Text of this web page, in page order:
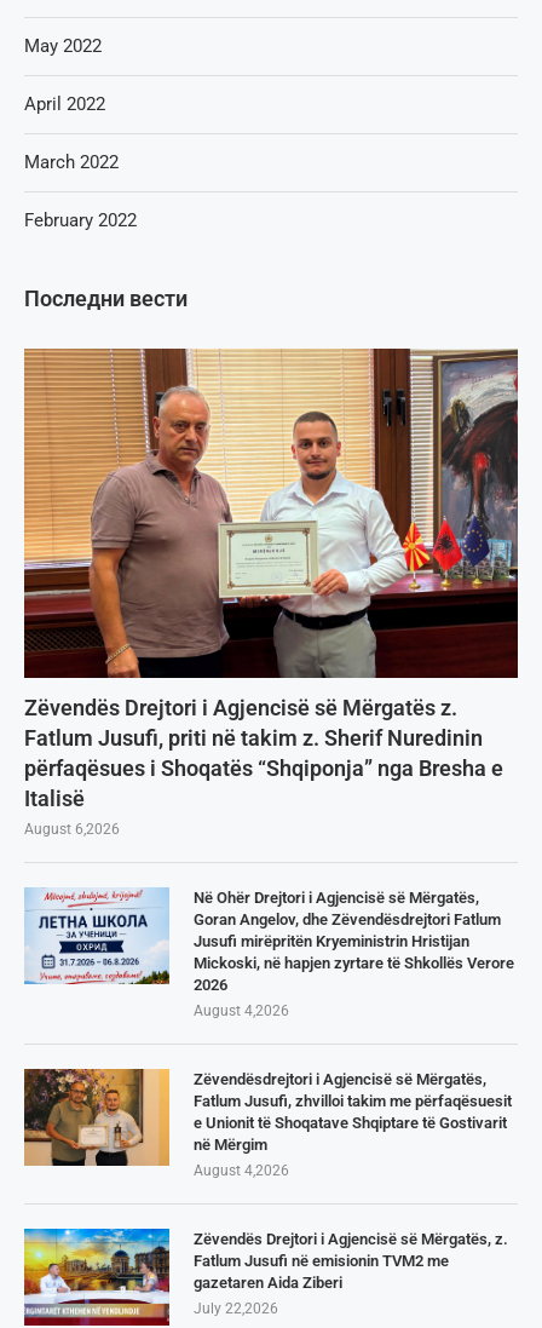
Последни вести
Zëvendës Drejtori i Agjencisë së Mërgatës z.
Fatlum Jusufi, priti në takim z. Sherif Nuredinin
përfaqësues i Shoqatës “Shqiponja” nga Bresha e
Italisë
August 6,2026
Në Ohër Drejtori i Agjencisë së Mërgatës,
Goran Angelov, dhe Zëvendësdrejtori Fatlum
Jusufi mirëpritën Kryeministrin Hristijan
Mickoski, në hapjen zyrtare të Shkollës Verore
2026
August 4,2026
Zëvendësdrejtori i Agjencisë së Mërgatës,
Fatlum Jusufi, zhvilloi takim me përfaqësuesit
e Unionit të Shoqatave Shqiptare të Gostivarit
në Mërgim
August 4,2026
Zëvendës Drejtori i Agjencisë së Mërgatës, z.
Fatlum Jusufi në emisionin TVM2 me
gazetaren Aida Ziberi
July 22,2026
May 2022
April 2022
March 2022
February 2022